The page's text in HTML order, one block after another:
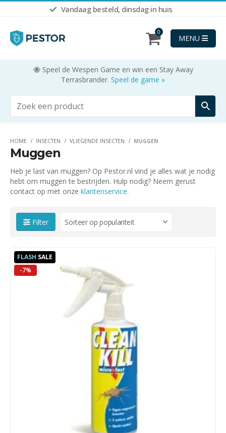
Vandaag besteld, dinsdag in huis
0
MENU
🐝 Speel de Wespen Game en win een Stay Away
Terrasbrander. Speel de game »
HOME INSECTEN VLIEGENDE INSECTEN MUGGEN
Muggen
Heb je last van muggen? Op Pestor.nl vind je alles wat je nodig
hebt om muggen te bestrijden. Hulp nodig? Neem gerust
contact op met onze klantenservice.
Filter
FLASH SALE
-7%